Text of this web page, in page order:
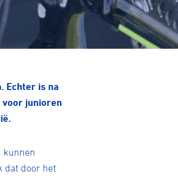
Echter is na
voor junioren
kunnen
dat door het